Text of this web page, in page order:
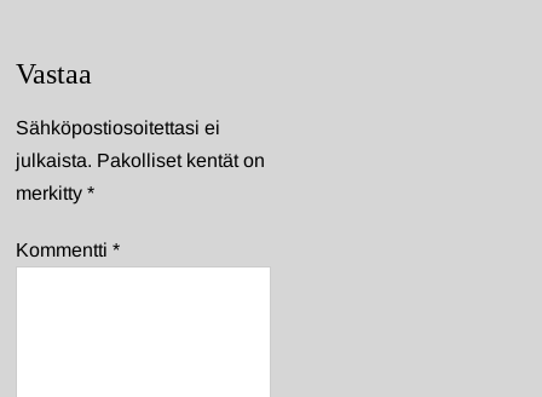
Vastaa
Sähköpostiosoitettasi ei
julkaista. Pakolliset kentät on
merkitty*
Kommentti*